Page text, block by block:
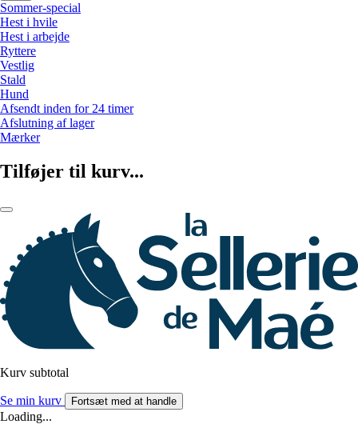
Sommer-special
Hest i hvile
Hest i arbejde
Ryttere
Vestlig
Stald
Hund
Afsendt inden for 24 timer
Afslutning af lager
Mærker
Tilføjer til kurv...
Kurv subtotal
Se min kurv Fortsæt med at handle
Loading...